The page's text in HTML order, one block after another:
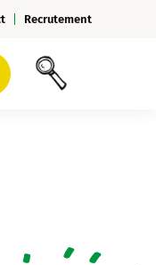
Recrutement